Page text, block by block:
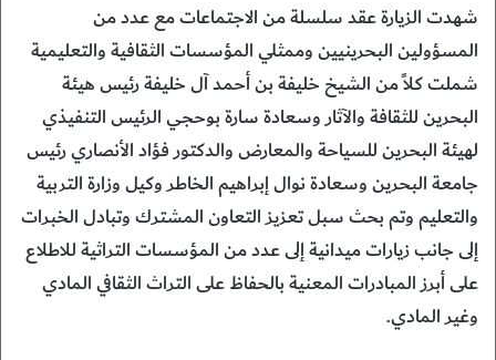
شهدت الزيارة عقد سلسلة من الاجتماعات مع عدد من
المسؤولين البحرينيين وممثلي المؤسسات الثقافية والتعليمية
شملت كلاً من الشيخ خليفة بن أحمد آل خليفة رئيس هيئة
البحرين للثقافة والآثار وسعادة سارة بوحجي الرئيس التنفيذي
لهيئة البحرين للسياحة والمعارض والدكتور فؤاد الأنصاري رئيس
جامعة البحرين وسعادة نوال إبراهيم الخاطر وكيل وزارة التربية
والتعليم وتم بحث سبل تعزيز التعاون المشترك وتبادل الخبرات
إلى جانب زيارات ميدانية إلى عدد من المؤسسات التراثية للاطلاع
على أبرز المبادرات المعنية بالحفاظ على التراث الثقافي المادي
وغير المادي.